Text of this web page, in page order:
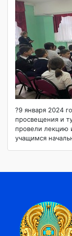
?9 января 2024
просвещения и
провели лекцию
учащимся